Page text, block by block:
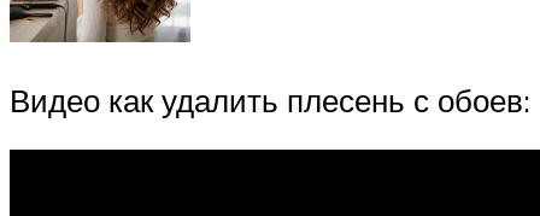
Видео как удалить плесень с обоев: